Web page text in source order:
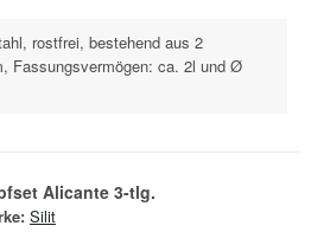
rostfrei, bestehend aus 2
Fassungsvermögen: ca. 2l und Ø
Alicante 3-tlg.
Silit